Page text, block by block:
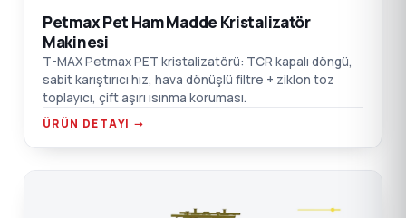
Petmax Pet Ham Madde Kristalizatör
Makinesi
T-MAX Petmax PET kristalizatörü: TCR kapalı döngü,
sabit karıştırıcı hız, hava dönüşlü filtre + ziklon toz
toplayıcı, çift aşırı ısınma koruması.
ÜRÜN DETAYI →